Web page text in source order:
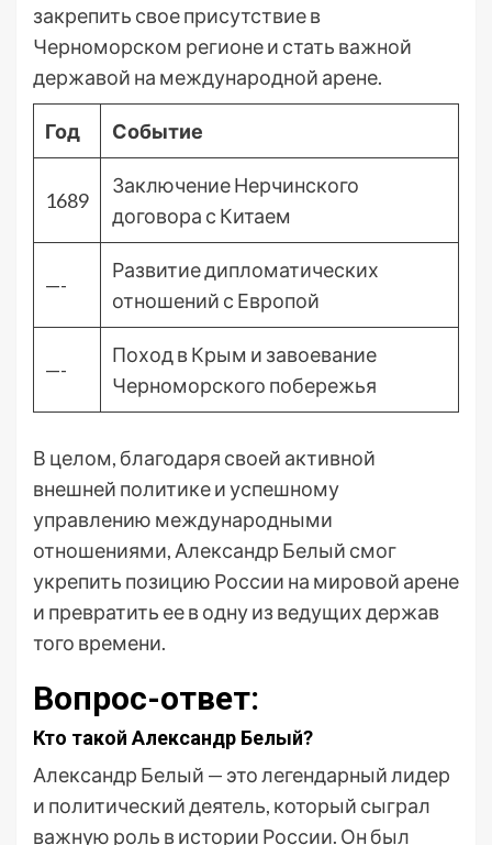
закрепить свое присутствие в
Черноморском регионе и стать важной
державой на международной арене.
Год Событие
1689
Заключение Нерчинского
договора с Китаем
—-
Развитие дипломатических
отношений с Европой
—-
Поход в Крым и завоевание
Черноморского побережья
В целом, благодаря своей активной
внешней политике и успешному
управлению международными
отношениями, Александр Белый смог
укрепить позицию России на мировой арене
и превратить ее в одну из ведущих держав
того времени.
Вопрос-ответ:
Кто такой Александр Белый?
Александр Белый — это легендарный лидер
и политический деятель, который сыграл
важную роль в истории России. Он был